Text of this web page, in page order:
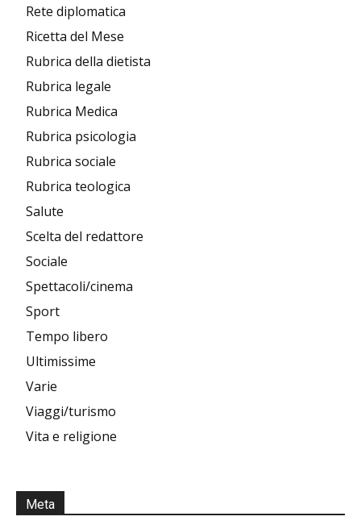
Rete diplomatica
Ricetta del Mese
Rubrica della dietista
Rubrica legale
Rubrica Medica
Rubrica psicologia
Rubrica sociale
Rubrica teologica
Salute
Scelta del redattore
Sociale
Spettacoli/cinema
Sport
Tempo libero
Ultimissime
Varie
Viaggi/turismo
Vita e religione
Meta